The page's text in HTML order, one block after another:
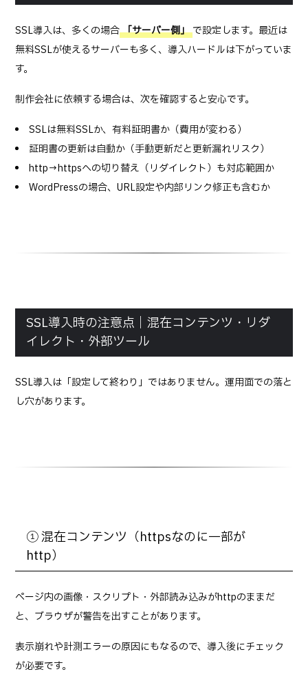
SSL導入は、多くの場合「サーバー側」 で設定します。最近は
無料SSLが使えるサーバーも多く、導入ハードルは下がっていま
す。
制作会社に依頼する場合は、次を確認すると安心です。
SSLは無料SSLか、有料証明書か（費用が変わる）
証明書の更新は自動か（手動更新だと更新漏れリスク）
http→httpsへの切り替え（リダイレクト）も対応範囲か
WordPressの場合、URL設定や内部リンク修正も含むか
SSL導入時の注意点｜混在コンテンツ・リダ
イレクト・外部ツール
SSL導入は「設定して終わり」ではありません。運用面での落と
し穴があります。
① 混在コンテンツ（httpsなのに一部が
http）
ページ内の画像・スクリプト・外部読み込みがhttpのままだ
と、ブラウザが警告を出すことがあります。
表示崩れや計測エラーの原因にもなるので、導入後にチェック
が必要です。